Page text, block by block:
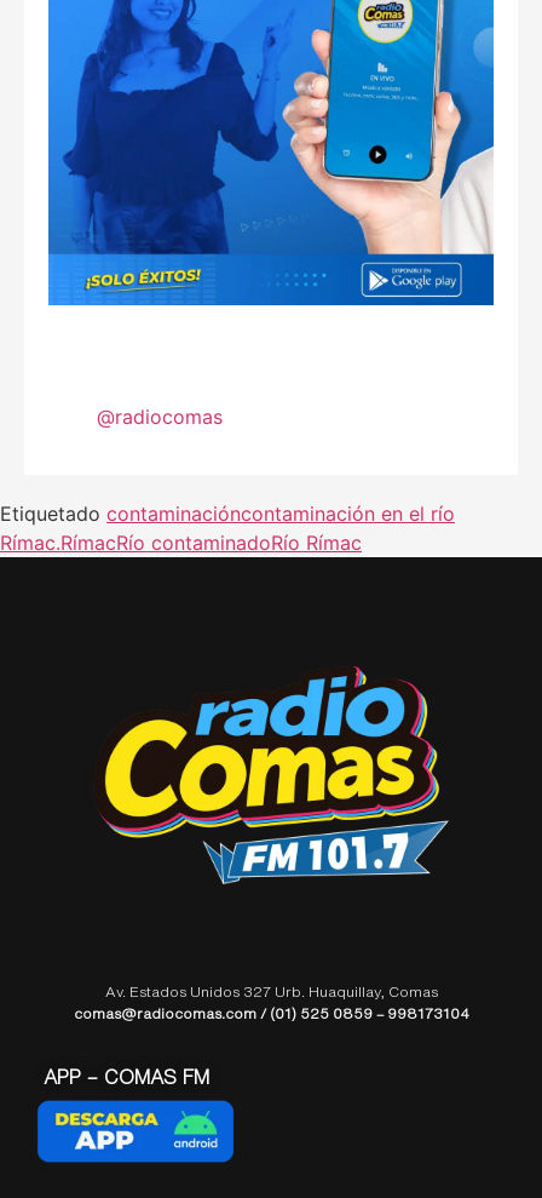
@radiocomas
Etiquetado contaminacióncontaminación en el río
Rímac.RímacRío contaminadoRío Rímac
Av. Estados Unidos 327 Urb. Huaquillay, Comas
comas@radiocomas.com / (01) 525 0859 – 998173104
APP – COMAS FM